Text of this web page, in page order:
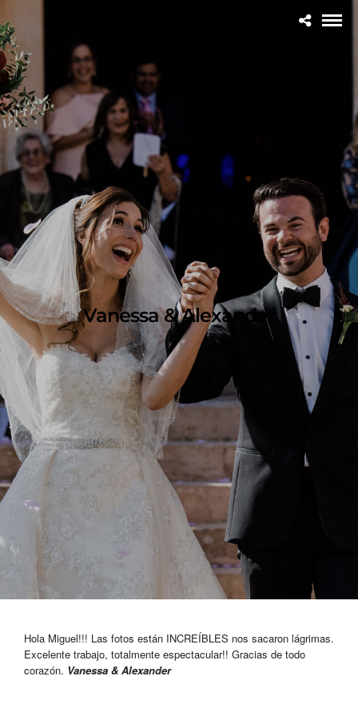
Vanessa & Alexander
Hola Miguel!!! Las fotos están INCREÍBLES nos sacaron lágrimas.
Excelente trabajo, totalmente espectacular!! Gracias de todo
corazón. Vanessa & Alexander